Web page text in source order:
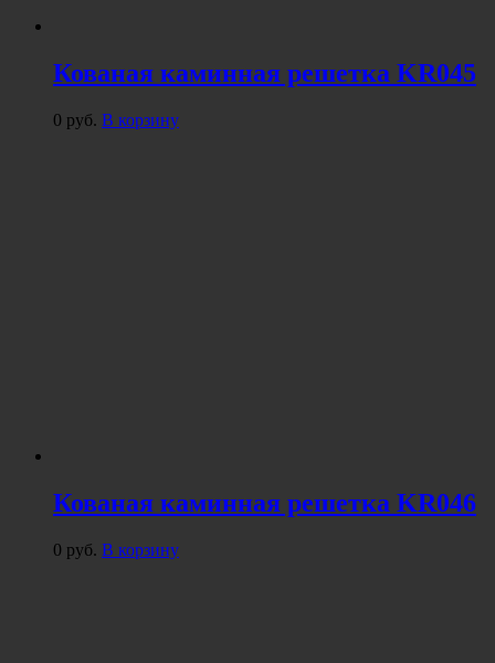
Кованая каминная решетка KR045
0 руб. В корзину
Кованая каминная решетка KR046
0 руб. В корзину